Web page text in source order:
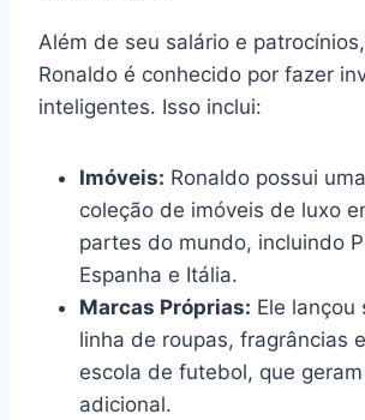
Além de seu salário e
Ronaldo é conhecido por fazer
inteligentes. Isso inclui:
Imóveis: Ronaldo possui
coleção de imóveis de luxo
partes do mundo, incluindo
Espanha e Itália.
Marcas Próprias: Ele lançou
linha de roupas, fragrâncias
escola de futebol, que
adicional.